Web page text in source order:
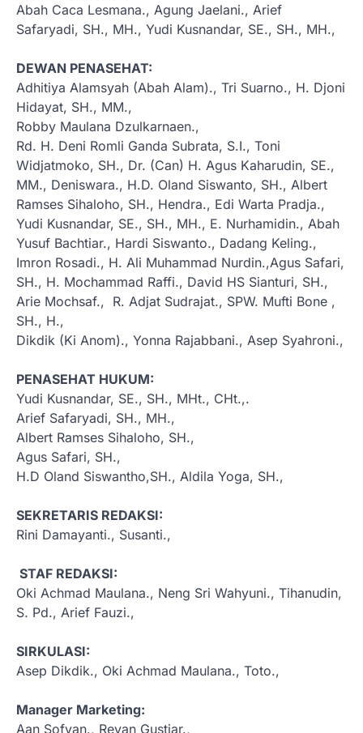
Abah Caca Lesmana., Agung Jaelani., Arief
Safaryadi, SH., MH., Yudi Kusnandar, SE., SH., MH.,
DEWAN PENASEHAT:
Adhitiya Alamsyah (Abah Alam)., Tri Suarno., H. Djoni
Hidayat, SH., MM.,
Robby Maulana Dzulkarnaen.,
Rd. H. Deni Romli Ganda Subrata, S.I., Toni
Widjatmoko, SH., Dr. (Can) H. Agus Kaharudin, SE.,
MM., Deniswara., H.D. Oland Siswanto, SH., Albert
Ramses Sihaloho, SH., Hendra., Edi Warta Pradja.,
Yudi Kusnandar, SE., SH., MH., E. Nurhamidin., Abah
Yusuf Bachtiar., Hardi Siswanto., Dadang Keling.,
Imron Rosadi., H. Ali Muhammad Nurdin.,Agus Safari,
SH., H. Mochammad Raffi., David HS Sianturi, SH.,
Arie Mochsaf., R. Adjat Sudrajat., SPW. Mufti Bone ,
SH., H.,
Dikdik (Ki Anom)., Yonna Rajabbani., Asep Syahroni.,
PENASEHAT HUKUM:
Yudi Kusnandar, SE., SH., MHt., CHt.,.
Arief Safaryadi, SH., MH.,
Albert Ramses Sihaloho, SH.,
Agus Safari, SH.,
H.D Oland Siswantho,SH., Aldila Yoga, SH.,
SEKRETARIS REDAKSI:
Rini Damayanti., Susanti.,
STAF REDAKSI:
Oki Achmad Maulana., Neng Sri Wahyuni., Tihanudin,
S. Pd., Arief Fauzi.,
SIRKULASI:
Asep Dikdik., Oki Achmad Maulana., Toto.,
Manager Marketing:
Aan Sofyan., Revan Gustiar.,